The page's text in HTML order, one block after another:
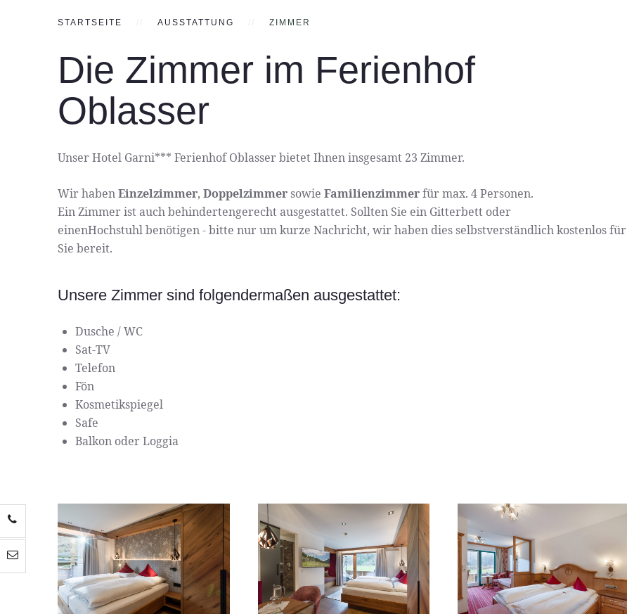
STARTSEITE AUSSTATTUNG ZIMMER
Die Zimmer im Ferienhof
Oblasser
Unser Hotel Garni*** Ferienhof Oblasser bietet Ihnen insgesamt 23 Zimmer.
Wir habenEinzelzimmer, Doppelzimmersowie Familienzimmerfür max. 4 Personen.
Ein Zimmer ist auch behindertengerecht ausgestattet. Sollten Sie ein Gitterbett oder
einenHochstuhl benötigen - bitte nur um kurze Nachricht, wir haben dies selbstverständlich kostenlos für
Sie bereit.
Unsere Zimmer sind folgendermaßen ausgestattet:
Dusche / WC
Sat-TV
Telefon
Fön
Kosmetikspiegel
Safe
Balkon oder Loggia